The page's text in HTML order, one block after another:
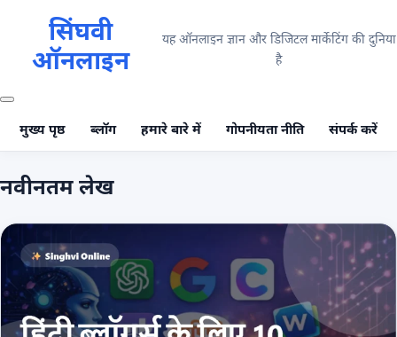
सिंघवी
ऑनलाइन
यह ऑनलाइन ज्ञान और डिजिटल मार्केटिंग की दुनिया
है
मुख्य पृष्ठ ब्लॉग हमारे बारे में गोपनीयता नीति संपर्क करें
नवीनतम लेख